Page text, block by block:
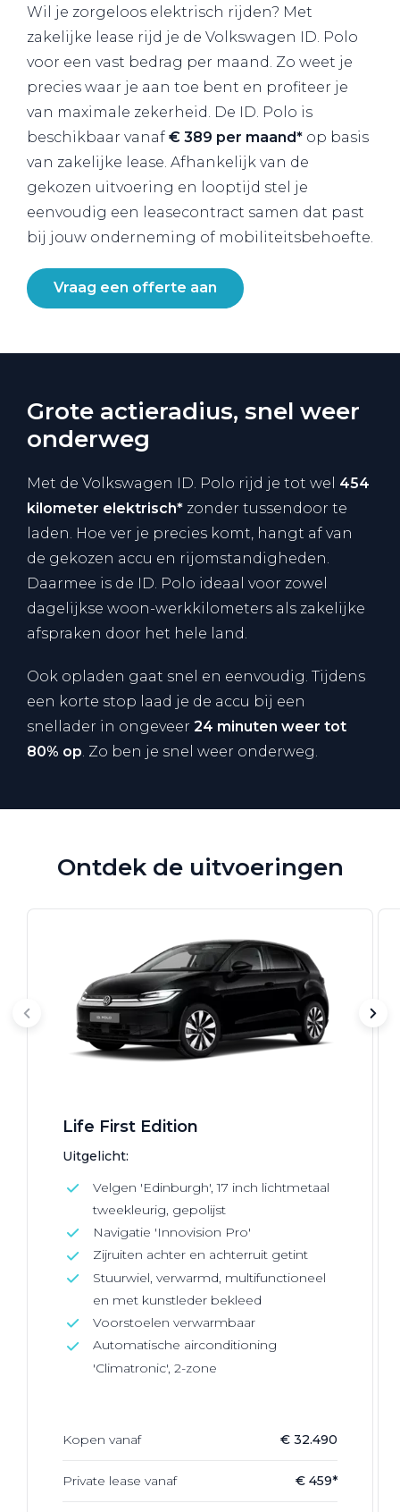
Wil je zorgeloos elektrisch rijden? Met
zakelijke lease rijd je de Volkswagen ID. Polo
voor een vast bedrag per maand. Zo weet je
precies waar je aan toe bent en profiteer je
van maximale zekerheid. De ID. Polo is
beschikbaar vanaf € 389 per maand* op basis
van zakelijke lease. Afhankelijk van de
gekozen uitvoering en looptijd stel je
eenvoudig een leasecontract samen dat past
bij jouw onderneming of mobiliteitsbehoefte.
Vraag een offerte aan
Grote actieradius, snel weer
onderweg
Met de Volkswagen ID. Polo rijd je tot wel 454
kilometer elektrisch* zonder tussendoor te
laden⁠. Hoe ver je precies komt, hangt af van
de gekozen accu en rijomstandigheden.
Daarmee is de ID. Polo ideaal voor zowel
dagelijkse woon-werkkilometers als zakelijke
afspraken door het hele land.
Ook opladen gaat snel en eenvoudig. Tijdens
een korte stop laad je de accu bij een
snellader in ongeveer 24 minuten weer tot
80% op . Zo ben je snel weer onderweg.
Ontdek de uitvoeringen
Life First Edition
Uitgelicht:
Velgen 'Edinburgh', 17 inch lichtmetaal
tweekleurig, gepolijst
Navigatie 'Innovision Pro'
Zijruiten achter en achterruit getint
Stuurwiel, verwarmd, multifunctioneel
en met kunstleder bekleed
Voorstoelen verwarmbaar
Automatische airconditioning
'Climatronic', 2-zone
Kopen vanaf € 32.490
Private lease vanaf € 459*